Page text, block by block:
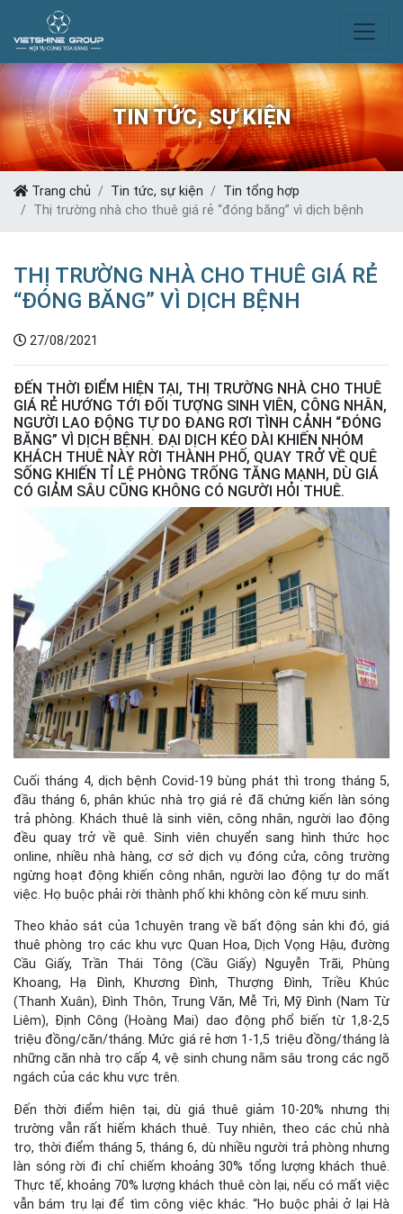
TIN TỨC, SỰ KIỆN
Trang chủ Tin tức, sự kiện
Tin tổng hợp
Thị trường nhà cho thuê giá rẻ “đóng băng” vì dịch bệnh
THỊ TRƯỜNG NHÀ CHO THUÊ GIÁ RẺ
“ĐÓNG BĂNG” VÌ DỊCH BỆNH
27/08/2021
ĐẾN THỜI ĐIỂM HIỆN TẠI, THỊ TRƯỜNG NHÀ CHO THUÊ
GIÁ RẺ HƯỚNG TỚI ĐỐI TƯỢNG SINH VIÊN, CÔNG NHÂN,
NGƯỜI LAO ĐỘNG TỰ DO ĐANG RƠI TÌNH CẢNH “ĐÓNG
BĂNG” VÌ DỊCH BỆNH. ĐẠI DỊCH KÉO DÀI KHIẾN NHÓM
KHÁCH THUÊ NÀY RỜI THÀNH PHỐ, QUAY TRỞ VỀ QUÊ
SỐNG KHIẾN TỈ LỆ PHÒNG TRỐNG TĂNG MẠNH, DÙ GIÁ
CÓ GIẢM SÂU CŨNG KHÔNG CÓ NGƯỜI HỎI THUÊ.
Cuối tháng 4, dịch bệnh Covid-19 bùng phát thì trong tháng 5,
đầu tháng 6, phân khúc nhà trọ giá rẻ đã chứng kiến làn sóng
trả phòng. Khách thuê là sinh viên, công nhân, người lao động
đều quay trở về quê. Sinh viên chuyển sang hình thức học
online, nhiều nhà hàng, cơ sở dịch vụ đóng cửa, công trường
ngừng hoạt động khiến công nhân, người lao động tự do mất
việc. Họ buộc phải rời thành phố khi không còn kế mưu sinh.
Theo khảo sát của 1chuyên trang về bất động sản khi đó, giá
thuê phòng trọ các khu vực Quan Hoa, Dịch Vọng Hậu, đường
Cầu Giấy, Trần Thái Tông (Cầu Giấy) Nguyễn Trãi, Phùng
Khoang, Hạ Đình, Khương Đình, Thượng Đình, Triều Khúc
(Thanh Xuân), Đình Thôn, Trung Văn, Mễ Trì, Mỹ Đình (Nam Từ
Liêm), Định Công (Hoàng Mai) dao động phổ biến từ 1,8-2,5
triệu đồng/căn/tháng. Mức giá rẻ hơn 1-1,5 triệu đồng/tháng là
những căn nhà trọ cấp 4, vệ sinh chung nằm sâu trong các ngõ
ngách của các khu vực trên.
Đến thời điểm hiện tại, dù giá thuê giảm 10-20% nhưng thị
trường vẫn rất hiếm khách thuê. Tuy nhiên, theo các chủ nhà
trọ, thời điểm tháng 5, tháng 6, dù nhiều người trả phòng nhưng
làn sóng rời đi chỉ chiếm khoảng 30% tổng lượng khách thuê.
Thực tế, khoảng 70% lượng khách thuê còn lại, nếu có mất việc
vẫn bám trụ lại để tìm công việc khác. “Họ buộc phải ở lại Hà